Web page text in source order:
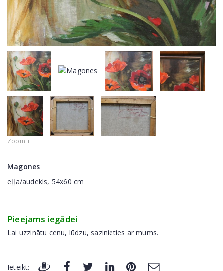
Zoom +
Magones
eļļa/audekls, 54x60 cm
Pieejams iegādei
Lai uzzinātu cenu, lūdzu, sazinieties ar mums.
Ieteikt: